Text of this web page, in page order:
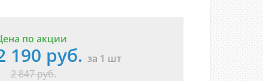
по акции
190 руб. за 1 шт
2 847 руб.